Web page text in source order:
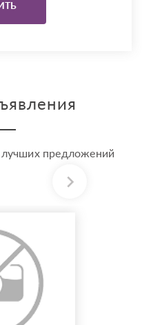
лучших предложений